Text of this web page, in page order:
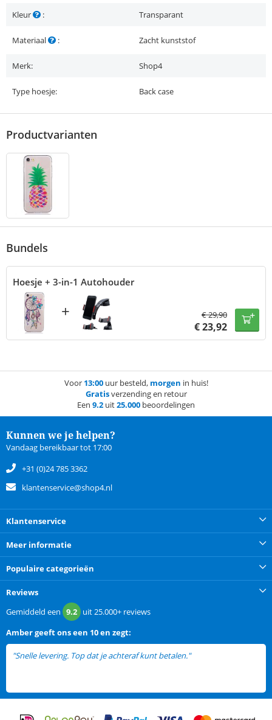
Kleur : Transparant
Materiaal : Zacht kunststof
Merk: Shop4
Type hoesje: Back case
Productvarianten
Bundels
Hoesje + 3-in-1 Autohouder
+ €29,90
€23,92
Voor 13:00uur besteld, morgen in huis!
Gratisverzending en retour
Een 9.2 uit25.000 beoordelingen
Kunnen we je helpen?
Vandaag bereikbaar tot 17:00
+31 (0)24 785 3362
klantenservice@shop4.nl
Klantenservice
Meer informatie
Populaire categorieën
Reviews
Gemiddeld een 9.2 uit25.000+ reviews
Ambergeeft ons een 10 en zegt:
"Snelle levering. Top dat je achteraf kunt betalen."